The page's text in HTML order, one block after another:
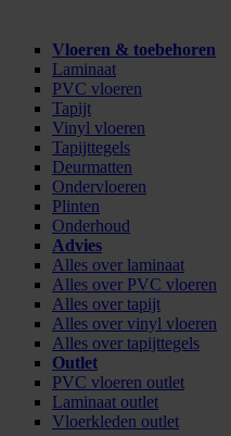
Vloeren & toebehoren
Laminaat
PVC vloeren
Tapijt
Vinyl vloeren
Tapijttegels
Deurmatten
Ondervloeren
Plinten
Onderhoud
Advies
Alles over laminaat
Alles over PVC vloeren
Alles over tapijt
Alles over vinyl vloeren
Alles over tapijttegels
Outlet
PVC vloeren outlet
Laminaat outlet
Vloerkleden outlet